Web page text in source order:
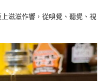
滋滋作響，從嗅覺、聽覺、視